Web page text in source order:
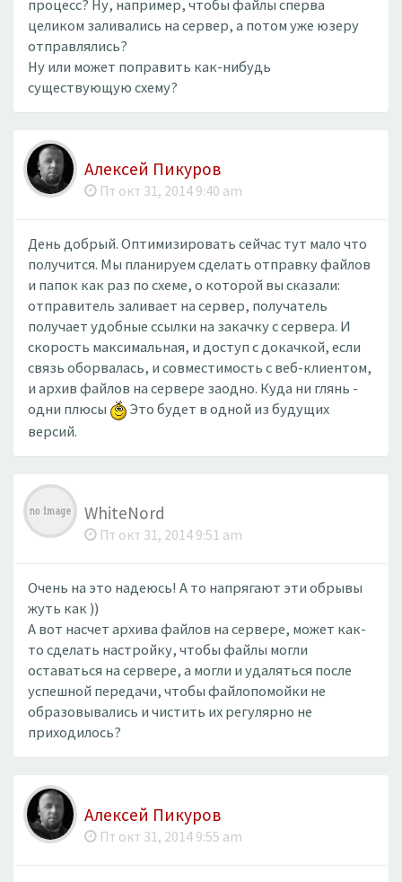
процесс? Ну, например, чтобы файлы сперва
целиком заливались на сервер, а потом уже юзеру
отправлялись?
Ну или может поправить как-нибудь
существующую схему?
Алексей Пикуров
Пт окт 31, 2014 9:40 am
День добрый. Оптимизировать сейчас тут мало что
получится. Мы планируем сделать отправку файлов
и папок как раз по схеме, о которой вы сказали:
отправитель заливает на сервер, получатель
получает удобные ссылки на закачку с сервера. И
скорость максимальная, и доступ с докачкой, если
связь оборвалась, и совместимость с веб-клиентом,
и архив файлов на сервере заодно. Куда ни глянь -
одни плюсы
Это будет в одной из будущих
версий.
WhiteNord
Пт окт 31, 2014 9:51 am
Очень на это надеюсь! А то напрягают эти обрывы
жуть как ))
А вот насчет архива файлов на сервере, может как-
то сделать настройку, чтобы файлы могли
оставаться на сервере, а могли и удаляться после
успешной передачи, чтобы файлопомойки не
образовывались и чистить их регулярно не
приходилось?
Алексей Пикуров
Пт окт 31, 2014 9:55 am